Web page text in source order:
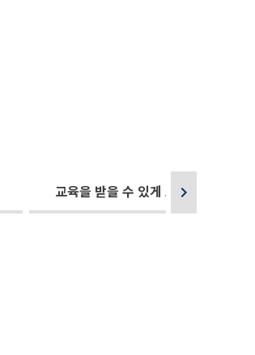
교육을 받을 수 있게 도와주세요.
chevron_right